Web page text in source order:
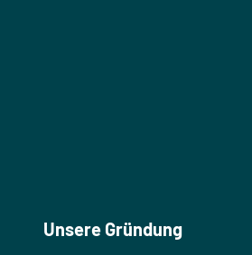
Unsere Gründung